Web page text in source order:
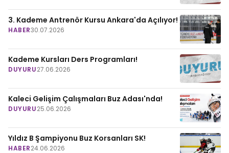
3. Kademe Antrenör Kursu Ankara'da Açılıyor!
HABER30.07.2026
Kademe Kursları Ders Programları!
DUYURU27.06.2026
Kaleci Gelişim Çalışmaları Buz Adası'nda!
DUYURU25.06.2026
Yıldız B Şampiyonu Buz Korsanları SK!
HABER24.06.2026